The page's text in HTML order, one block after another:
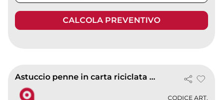
CALCOLA PREVENTIVO
Astuccio penne in carta riciclata EcoPaper
CODICE ART.